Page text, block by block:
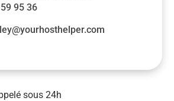
95 36
sous 24h